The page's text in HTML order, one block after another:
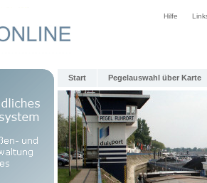
Hilfe
Start Pegelauswahl über Karte